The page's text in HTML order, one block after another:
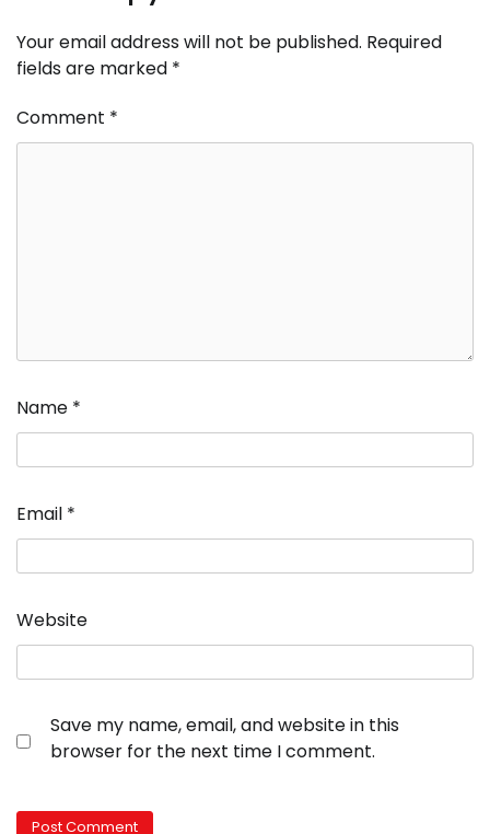
Your email address will not be published. Required
fields are marked *
Comment *
Name *
Email *
Website
Save my name, email, and website in this
browser for the next time I comment.